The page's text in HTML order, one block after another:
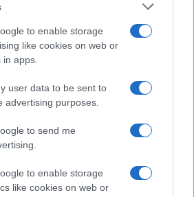
to enable storage
like cookies on web or
apps.
user data to be sent to
advertising purposes.
to send me
to enable storage
like cookies on web or
alkalmazásokra esküszik, pedig az
olyan intelligens funkciókat kínál,
a háttérben.
Samsung funkció teljesen
a mobilhasználatot –
tudnak róla
leghasznosabb funkció, amely
a mindennapi használatot,
továbbra is hiányzik.